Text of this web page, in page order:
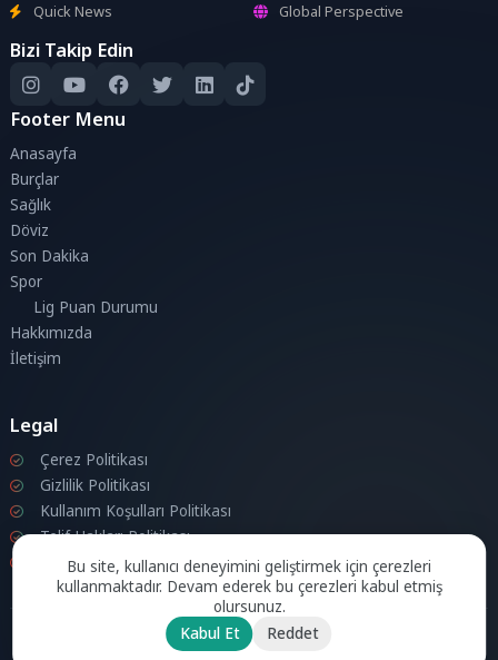
Quick News
Global Perspective
Bizi Takip Edin
Footer Menu
Anasayfa
Burçlar
Sağlık
Döviz
Son Dakika
Spor
Lig Puan Durumu
Hakkımızda
İletişim
Legal
Çerez Politikası
Gizlilik Politikası
Kullanım Koşulları Politikası
Telif Hakları Politikası
İletişim
Bu site, kullanıcı deneyimini geliştirmek için çerezleri
kullanmaktadır. Devam ederek bu çerezleri kabul etmiş
olursunuz.
Kabul Et
Reddet